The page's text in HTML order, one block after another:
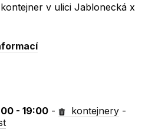
v ulici Jablonecká x
- 19:00 - kontejnery -